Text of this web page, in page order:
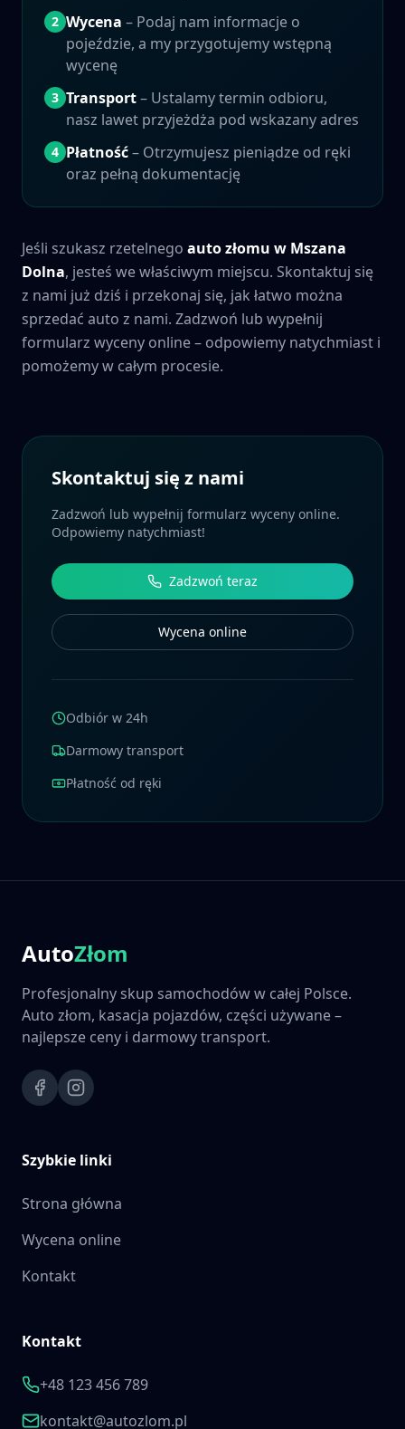
2 Wycena – Podaj nam informacje o
pojeździe, a my przygotujemy wstępną
wycenę
3 Transport– Ustalamy termin odbioru,
nasz lawet przyjeżdża pod wskazany adres
4 Płatność– Otrzymujesz pieniądze od ręki
oraz pełną dokumentację
Jeśli szukasz rzetelnego auto złomu w Mszana
Dolna, jesteś we właściwym miejscu. Skontaktuj się
z nami już dziś i przekonaj się, jak łatwo można
sprzedać auto z nami. Zadzwoń lub wypełnij
formularz wyceny online – odpowiemy natychmiast i
pomożemy w całym procesie.
Skontaktuj się z nami
Zadzwoń lub wypełnij formularz wyceny online.
Odpowiemy natychmiast!
Zadzwoń teraz
Wycena online
Odbiór w 24h
Darmowy transport
Płatność od ręki
AutoZłom
Profesjonalny skup samochodów w całej Polsce.
Auto złom, kasacja pojazdów, części używane –
najlepsze ceny i darmowy transport.
Szybkie linki
Strona główna
Wycena online
Kontakt
Kontakt
+48 123 456 789
kontakt@autozlom.pl